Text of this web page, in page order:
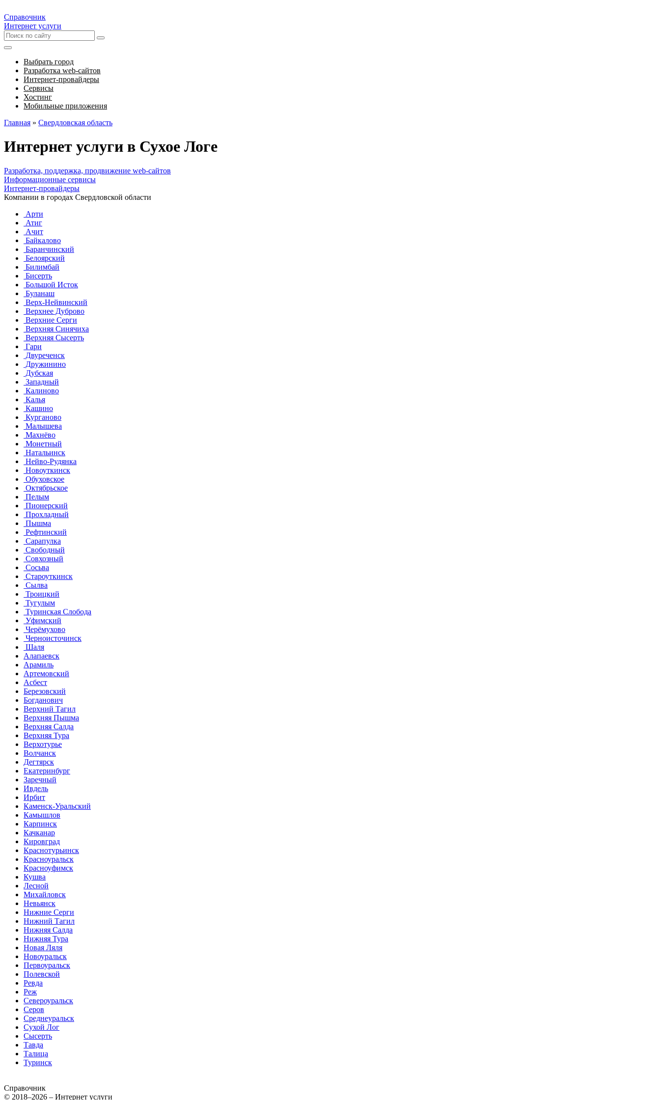
Справочник
Интернет услуги
Выбрать город
Разработка web-сайтов
Интернет-провайдеры
Сервисы
Хостинг
Мобильные приложения
Главная » Свердловская область
Интернет услуги в Сухое Логе
Разработка, поддержка, продвижение web-сайтов
Информационные сервисы
Интернет-провайдеры
Компании в городах Свердловской области
Арти
Атиг
Ачит
Байкалово
Баранчинский
Белоярский
Билимбай
Бисерть
Большой Исток
Буланаш
Верх-Нейвинский
Верхнее Дуброво
Верхние Серги
Верхняя Синячиха
Верхняя Сысерть
Гари
Двуреченск
Дружинино
Дубская
Западный
Калиново
Калья
Кашино
Курганово
Малышева
Махнёво
Монетный
Натальинск
Нейво-Рудянка
Новоуткинск
Обуховское
Октябрьское
Пелым
Пионерский
Прохладный
Пышма
Рефтинский
Сарапулка
Свободный
Совхозный
Сосьва
Староуткинск
Сылва
Троицкий
Тугулым
Туринская Слобода
Уфимский
Черёмухово
Черноисточинск
Шаля
Алапаевск
Арамиль
Артемовский
Асбест
Березовский
Богданович
Верхний Тагил
Верхняя Пышма
Верхняя Салда
Верхняя Тура
Верхотурье
Волчанск
Дегтярск
Екатеринбург
Заречный
Ивдель
Ирбит
Каменск-Уральский
Камышлов
Карпинск
Качканар
Кировград
Краснотурьинск
Красноуральск
Красноуфимск
Кушва
Лесной
Михайловск
Невьянск
Нижние Серги
Нижний Тагил
Нижняя Салда
Нижняя Тура
Новая Ляля
Новоуральск
Первоуральск
Полевской
Ревда
Реж
Североуральск
Серов
Среднеуральск
Сухой Лог
Сысерть
Тавда
Талица
Туринск
Справочник
© 2018–2026 – Интернет услуги